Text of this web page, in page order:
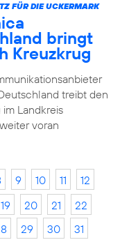
FÜR DIE UCKERMARK
bringt
Kreuzkrug
treibt den
Landkreis
voran
9 10 11
12
19 20 21
22
29 30
31